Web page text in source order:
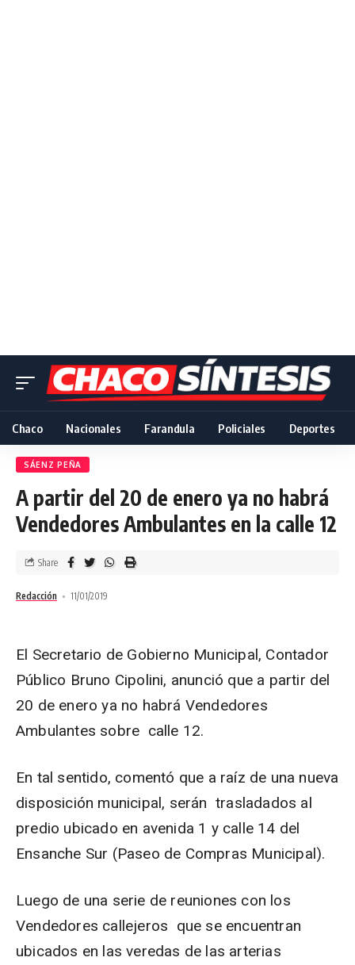
Chaco Nacionales Farandula Policiales Deportes
SÁENZ PEÑA
A partir del 20 de enero ya no habrá
Vendedores Ambulantes en la calle 12
Redacción 11/01/2019
Share
El Secretario de Gobierno Municipal, Contador
Público Bruno Cipolini, anunció que a partir del
20 de enero ya no habrá Vendedores
Ambulantes sobre calle 12.
En tal sentido, comentó que a raíz de una nueva
disposición municipal, serán trasladados al
predio ubicado en avenida 1 y calle 14 del
Ensanche Sur (Paseo de Compras Municipal).
Luego de una serie de reuniones con los
Vendedores callejeros que se encuentran
ubicados en las veredas de las arterias